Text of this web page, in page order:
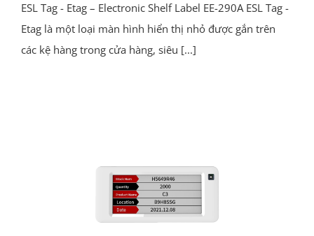
ESL Tag - Etag – Electronic Shelf Label EE-290A ESL Tag -
Etag là một loại màn hình hiển thị nhỏ được gắn trên
các kệ hàng trong cửa hàng, siêu [...]